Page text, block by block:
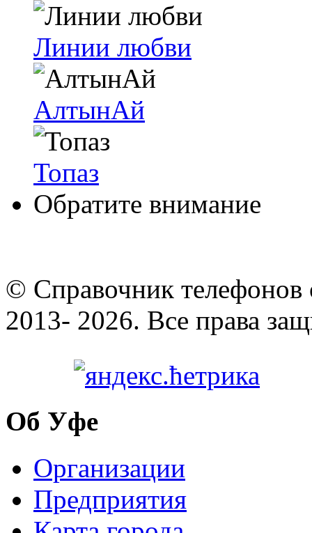
Линии любви
АлтынАй
Топаз
Обратите внимание
© Cправочник телефонов
2013- 2026. Все права
Об Уфе
Организации
Предприятия